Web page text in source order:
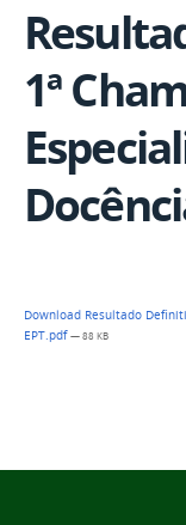
1ª
Download Resultado
EPT.pdf— 88 KB